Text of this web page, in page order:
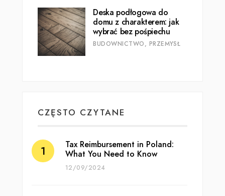
Deska podłogowa do
domu z charakterem: jak
wybrać bez pośpiechu
BUDOWNICTWO, PRZEMYSŁ
CZĘSTO CZYTANE
Tax Reimbursement in Poland:
What You Need to Know
12/09/2024